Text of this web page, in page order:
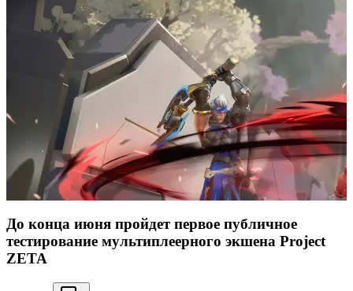
До конца июня пройдет первое публичное
тестирование мультиплеерного экшена Project
ZETA